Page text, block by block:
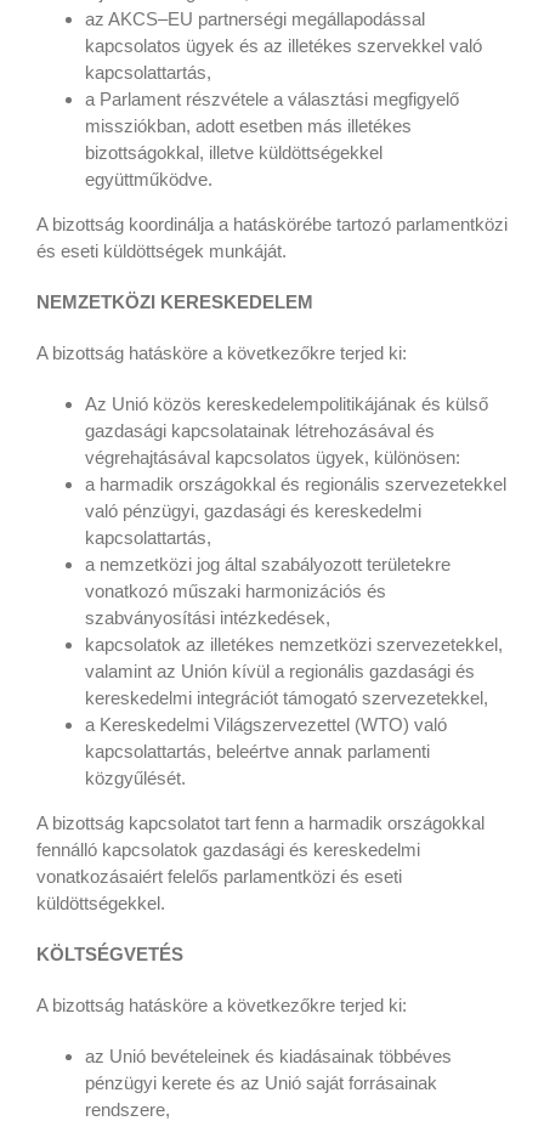
az AKCS–EU partnerségi megállapodással
kapcsolatos ügyek és az illetékes szervekkel való
kapcsolattartás,
a Parlament részvétele a választási megfigyelő
missziókban, adott esetben más illetékes
bizottságokkal, illetve küldöttségekkel
együttműködve.
A bizottság koordinálja a hatáskörébe tartozó parlamentközi
és eseti küldöttségek munkáját.
NEMZETKÖZI KERESKEDELEM
A bizottság hatásköre a következőkre terjed ki:
Az Unió közös kereskedelempolitikájának és külső
gazdasági kapcsolatainak létrehozásával és
végrehajtásával kapcsolatos ügyek, különösen:
a harmadik országokkal és regionális szervezetekkel
való pénzügyi, gazdasági és kereskedelmi
kapcsolattartás,
a nemzetközi jog által szabályozott területekre
vonatkozó műszaki harmonizációs és
szabványosítási intézkedések,
kapcsolatok az illetékes nemzetközi szervezetekkel,
valamint az Unión kívül a regionális gazdasági és
kereskedelmi integrációt támogató szervezetekkel,
a Kereskedelmi Világszervezettel (WTO) való
kapcsolattartás, beleértve annak parlamenti
közgyűlését.
A bizottság kapcsolatot tart fenn a harmadik országokkal
fennálló kapcsolatok gazdasági és kereskedelmi
vonatkozásaiért felelős parlamentközi és eseti
küldöttségekkel.
KÖLTSÉGVETÉS
A bizottság hatásköre a következőkre terjed ki:
az Unió bevételeinek és kiadásainak többéves
pénzügyi kerete és az Unió saját forrásainak
rendszere,